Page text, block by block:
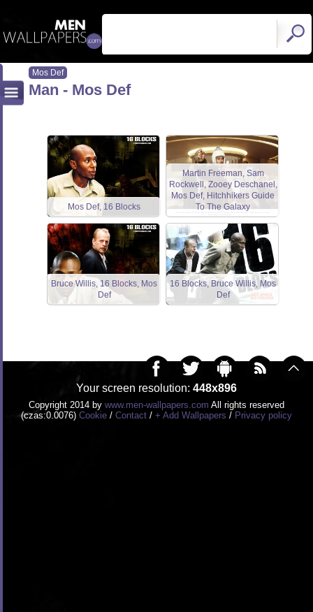
Mos Def
Man - Mos Def
Mos Def, 16 Blocks
Martin Freeman, Sam
Rockwell, Zooey Deschanel,
Mos Def, Hitchhikers Guide
To The Galaxy
Bruce Willis, 16 Blocks, Mos
Def
16 Blocks, Bruce Willis, Mos
Def
Your screen resolution: 448x896
Copyright 2014 by www.men-wallpapers.com All rights reserved
(czas:0.0076) Cookie / Contact / + Add Wallpapers / Privacy policy